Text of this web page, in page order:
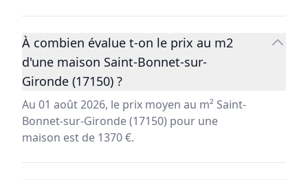
À combien évalue t-on le prix au m2
d'une maison Saint-Bonnet-sur-
Gironde (17150) ?
Au 01 août 2026, le prix moyen au m² Saint-
Bonnet-sur-Gironde (17150) pour une
maison est de 1370 €.